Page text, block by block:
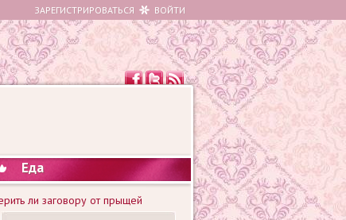
ЗАРЕГИСТРИРОВАТЬСЯ ВОЙТИ
Еда
ли заговору от прыщей